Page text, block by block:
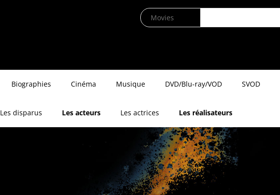
Biographies Cinéma Musique DVD/Blu-ray/VOD SVOD
Les disparus Les acteurs Les actrices Les réalisateurs